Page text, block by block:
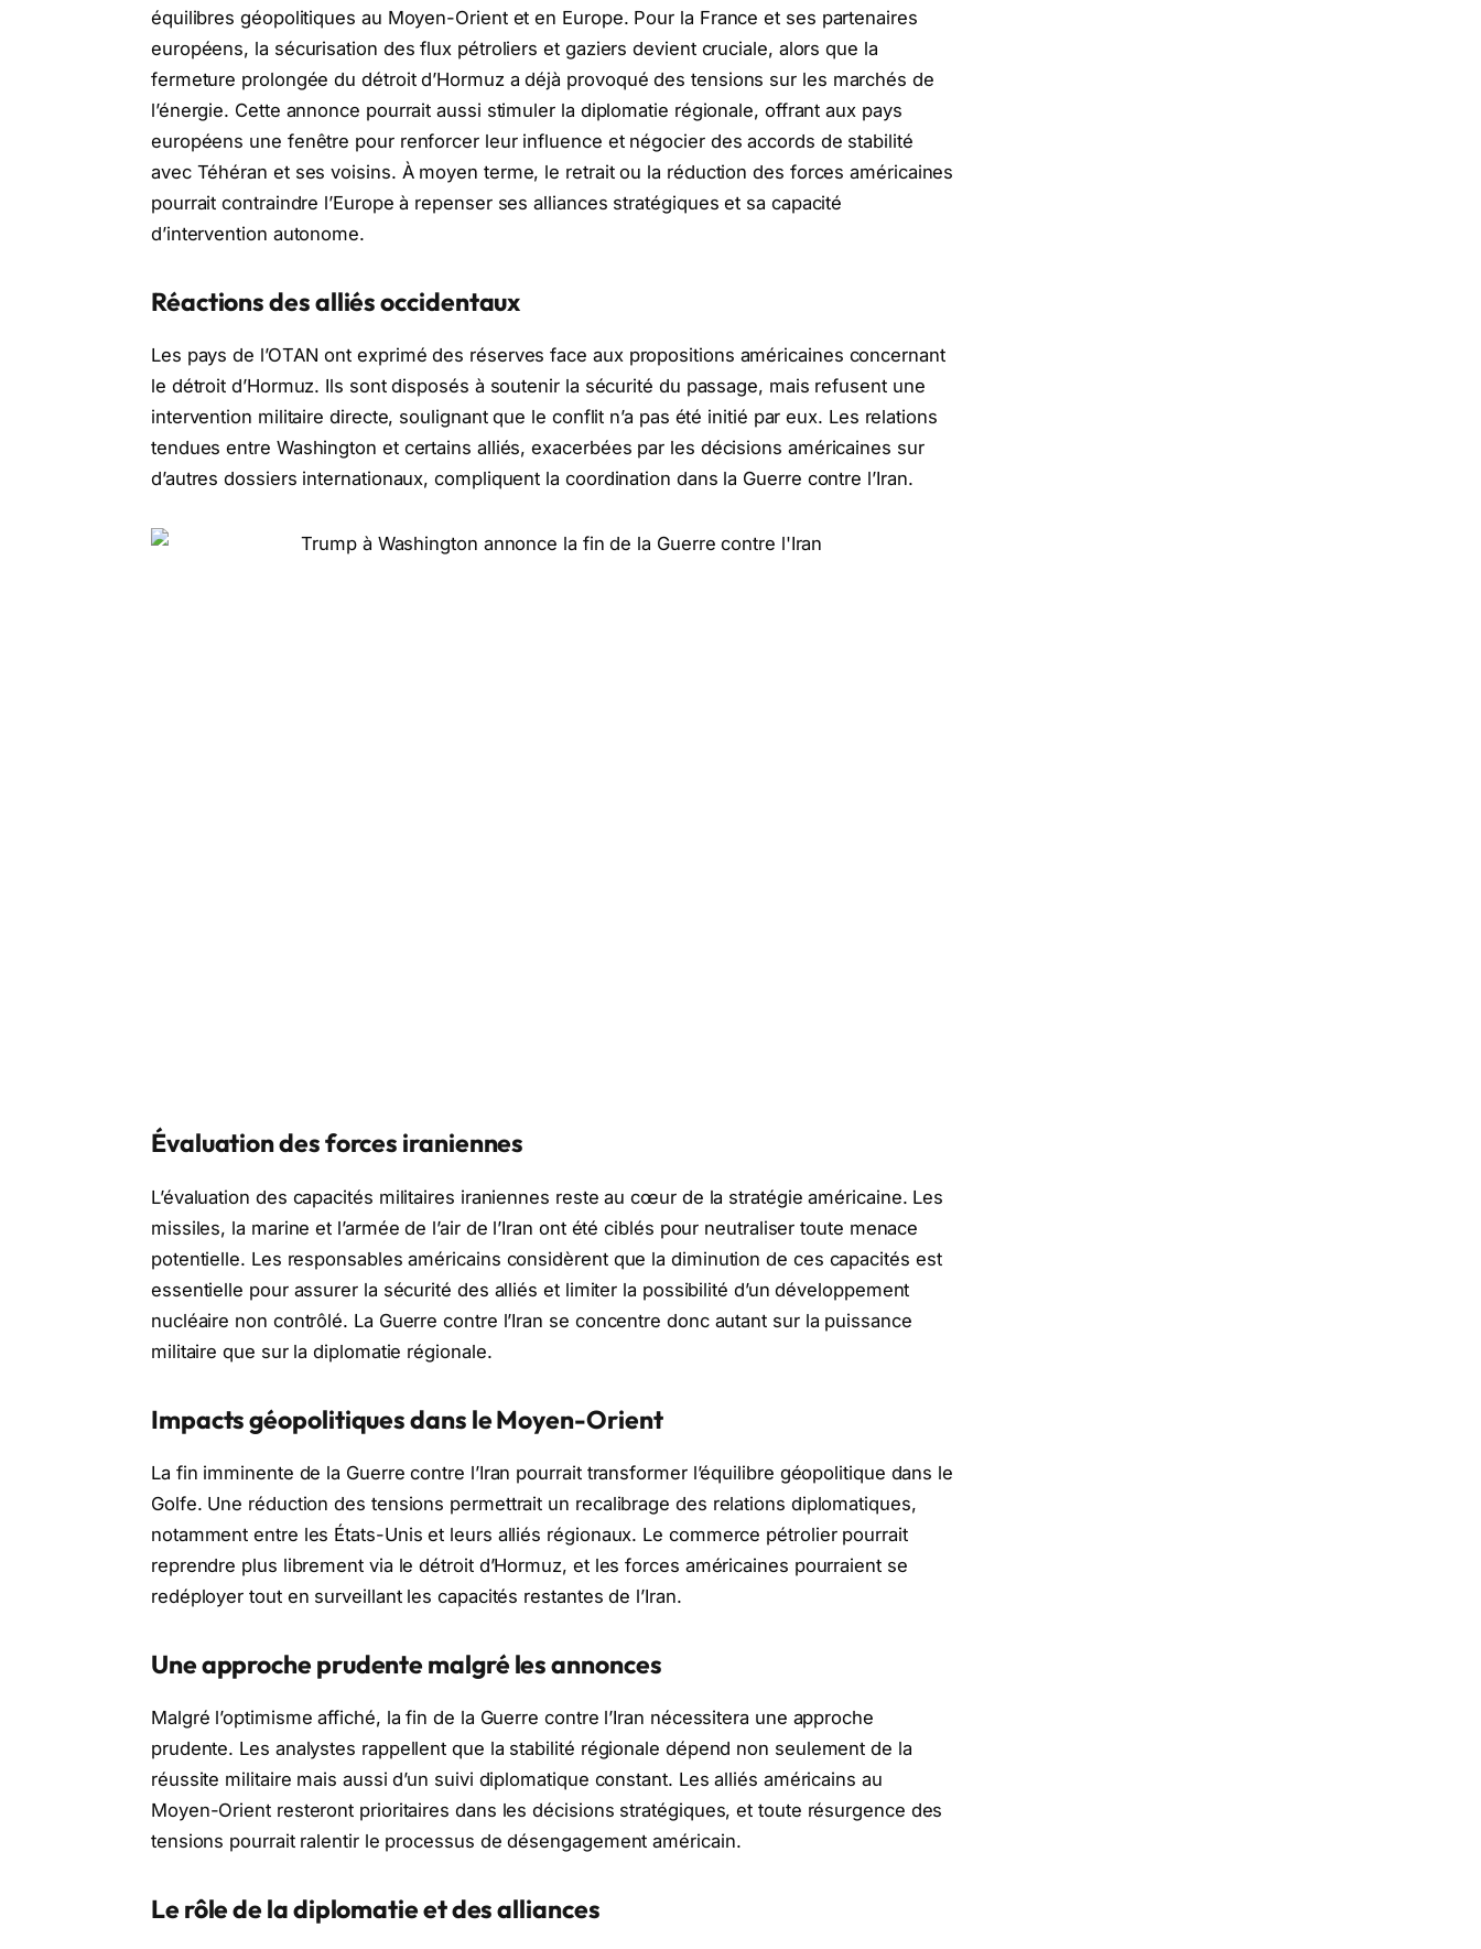
équilibres géopolitiques au Moyen-Orient et en Europe. Pour la France et ses partenaires
européens, la sécurisation des flux pétroliers et gaziers devient cruciale, alors que la
fermeture prolongée du détroit d’Hormuz a déjà provoqué des tensions sur les marchés de
l’énergie. Cette annonce pourrait aussi stimuler la diplomatie régionale, offrant aux pays
européens une fenêtre pour renforcer leur influence et négocier des accords de stabilité
avec Téhéran et ses voisins. À moyen terme, le retrait ou la réduction des forces américaines
pourrait contraindre l’Europe à repenser ses alliances stratégiques et sa capacité
d’intervention autonome.
Réactions des alliés occidentaux
Les pays de l’OTAN ont exprimé des réserves face aux propositions américaines concernant
le détroit d’Hormuz. Ils sont disposés à soutenir la sécurité du passage, mais refusent une
intervention militaire directe, soulignant que le conflit n’a pas été initié par eux. Les relations
tendues entre Washington et certains alliés, exacerbées par les décisions américaines sur
d’autres dossiers internationaux, compliquent la coordination dans la Guerre contre l’Iran.
Évaluation des forces iraniennes
L’évaluation des capacités militaires iraniennes reste au cœur de la stratégie américaine. Les
missiles, la marine et l’armée de l’air de l’Iran ont été ciblés pour neutraliser toute menace
potentielle. Les responsables américains considèrent que la diminution de ces capacités est
essentielle pour assurer la sécurité des alliés et limiter la possibilité d’un développement
nucléaire non contrôlé. La Guerre contre l’Iran se concentre donc autant sur la puissance
militaire que sur la diplomatie régionale.
Impacts géopolitiques dans le Moyen-Orient
La fin imminente de la Guerre contre l’Iran pourrait transformer l’équilibre géopolitique dans le
Golfe. Une réduction des tensions permettrait un recalibrage des relations diplomatiques,
notamment entre les États-Unis et leurs alliés régionaux. Le commerce pétrolier pourrait
reprendre plus librement via le détroit d’Hormuz, et les forces américaines pourraient se
redéployer tout en surveillant les capacités restantes de l’Iran.
Une approche prudente malgré les annonces
Malgré l’optimisme affiché, la fin de la Guerre contre l’Iran nécessitera une approche
prudente. Les analystes rappellent que la stabilité régionale dépend non seulement de la
réussite militaire mais aussi d’un suivi diplomatique constant. Les alliés américains au
Moyen-Orient resteront prioritaires dans les décisions stratégiques, et toute résurgence des
tensions pourrait ralentir le processus de désengagement américain.
Le rôle de la diplomatie et des alliances